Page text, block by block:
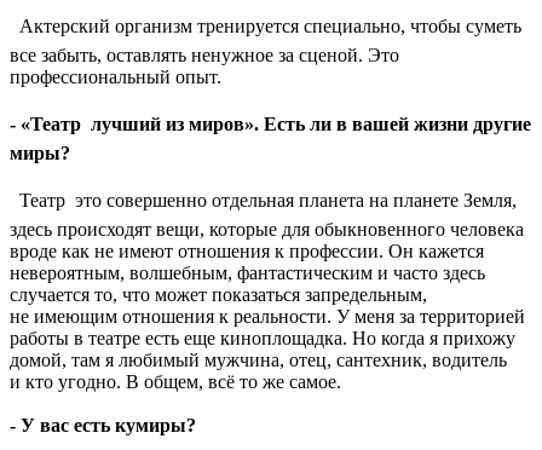
 Актерский организм тренируется специально, чтобы суметь
все забыть, оставлять ненужное за сценой. Это
профессиональный опыт.
- «Театр  лучший из миров». Есть ли в вашей жизни другие
миры?
 Театр  это совершенно отдельная планета на планете Земля,
здесь происходят вещи, которые для обыкновенного человека
вроде как не имеют отношения к профессии. Он кажется
невероятным, волшебным, фантастическим и часто здесь
случается то, что может показаться запредельным,
не имеющим отношения к реальности. У меня за территорией
работы в театре есть еще киноплощадка. Но когда я прихожу
домой, там я любимый мужчина, отец, сантехник, водитель
и кто угодно. В общем, всё то же самое.
- У вас есть кумиры?